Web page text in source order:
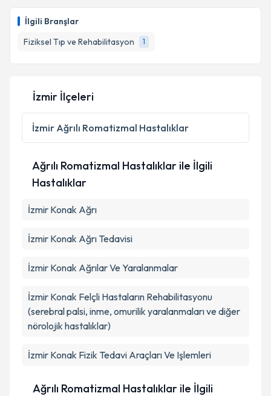
İlgili Branşlar
Fiziksel Tıp ve Rehabilitasyon
1
İzmir İlçeleri
İzmir Ağrılı Romatizmal Hastalıklar
Ağrılı Romatizmal Hastalıklar ile İlgili
Hastalıklar
İzmir Konak Ağrı
İzmir Konak Ağrı Tedavisi
İzmir Konak Ağrılar Ve Yaralanmalar
İzmir Konak Felçli Hastaların Rehabilitasyonu
(serebral palsi, inme, omurilik yaralanmaları ve diğer
nörolojik hastalıklar)
İzmir Konak Fizik Tedavi Araçları Ve Işlemleri
Ağrılı Romatizmal Hastalıklar ile İlgili